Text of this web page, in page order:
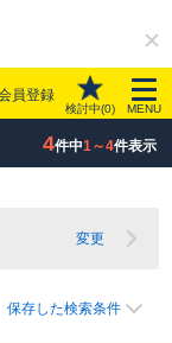
員登録
検討中(0) MENU
4件中1～4件表示
変更
保存した検索条件